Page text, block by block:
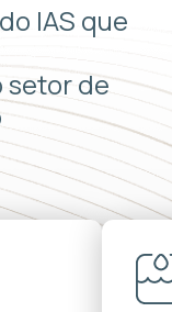
IAS que
setor de